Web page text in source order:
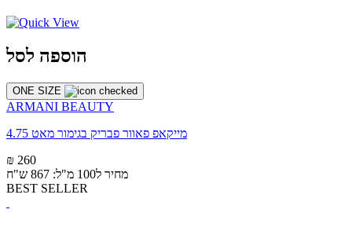
הוספה לסל
ONE SIZE
ARMANI BEAUTY
מייקאפ פאוור פבריק בגימור מאט 4.75
₪ 260
מחיר ל100 מ"ל: 867 ש"ח
BEST SELLER